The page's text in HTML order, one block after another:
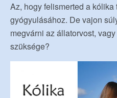
Az, hogy felismerted a
gyógyulásához. De vajon
megvárni az állatorvost,
szüksége?